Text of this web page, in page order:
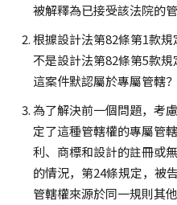
被解釋為已接受該法院的管
根據設計法第82條第1款
不是設計法第82條第5款
這案件默認屬於專屬管轄？
為了解決前一個問題，考
定了這種管轄權的專屬管
利、商標和設計的註冊或
的情況，第24條規定，被
管轄權來源於同一規則其